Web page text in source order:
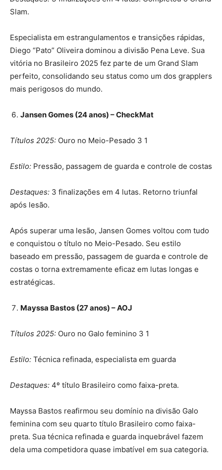
Slam.
Especialista em estrangulamentos e transições rápidas,
Diego “Pato” Oliveira dominou a divisão Pena Leve. Sua
vitória no Brasileiro 2025 fez parte de um Grand Slam
perfeito, consolidando seu status como um dos grapplers
mais perigosos do mundo.
Jansen Gomes (24 anos) – CheckMat
Títulos 2025: Ouro no Meio-Pesado 3 1
Estilo: Pressão, passagem de guarda e controle de costas
Destaques: 3 finalizações em 4 lutas. Retorno triunfal
após lesão.
Após superar uma lesão, Jansen Gomes voltou com tudo
e conquistou o título no Meio-Pesado. Seu estilo
baseado em pressão, passagem de guarda e controle de
costas o torna extremamente eficaz em lutas longas e
estratégicas.
Mayssa Bastos (27 anos) – AOJ
Títulos 2025: Ouro no Galo feminino 3 1
Estilo: Técnica refinada, especialista em guarda
Destaques: 4º título Brasileiro como faixa-preta.
Mayssa Bastos reafirmou seu domínio na divisão Galo
feminina com seu quarto título Brasileiro como faixa-
preta. Sua técnica refinada e guarda inquebrável fazem
dela uma competidora quase imbatível em sua categoria.